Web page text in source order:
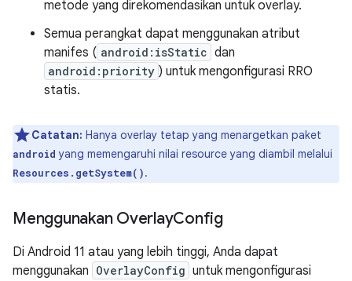
metode yang direkomendasikan untuk overlay.
Semua perangkat dapat menggunakan atribut
manifes ( android:isStatic dan
android:priority ) untuk mengonfigurasi RRO
statis.
Catatan: Hanya overlay tetap yang menargetkan paket
android yang memengaruhi nilai resource yang diambil melalui
Resources.getSystem().
Menggunakan OverlayConfig
Di Android 11 atau yang lebih tinggi, Anda dapat
menggunakan OverlayConfig untuk mengonfigurasi